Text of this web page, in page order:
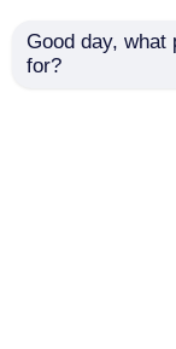
최고의
Good day, what
for?